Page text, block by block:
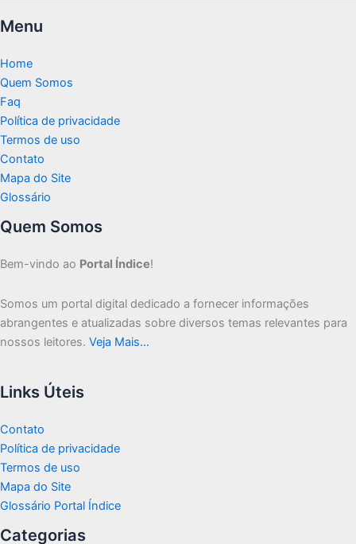
Menu
Home
Quem Somos
Faq
Política de privacidade
Termos de uso
Contato
Mapa do Site
Glossário
Quem Somos
Bem-vindo ao Portal Índice!
Somos um portal digital dedicado a fornecer informações
abrangentes e atualizadas sobre diversos temas relevantes para
nossos leitores. Veja Mais…
Links Úteis
Contato
Política de privacidade
Termos de uso
Mapa do Site
Glossário Portal Índice
Categorias